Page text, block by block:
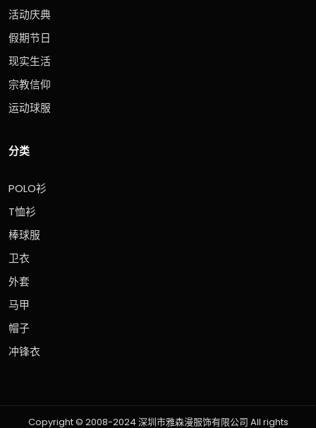
活动庆典
假期节日
现实生活
宗教信仰
运动球服
分类
POLO衫
T恤衫
棒球服
卫衣
外套
马甲
帽子
冲锋衣
Copyright © 2008-2024 深圳市雅森漫服饰有限公司 All rights